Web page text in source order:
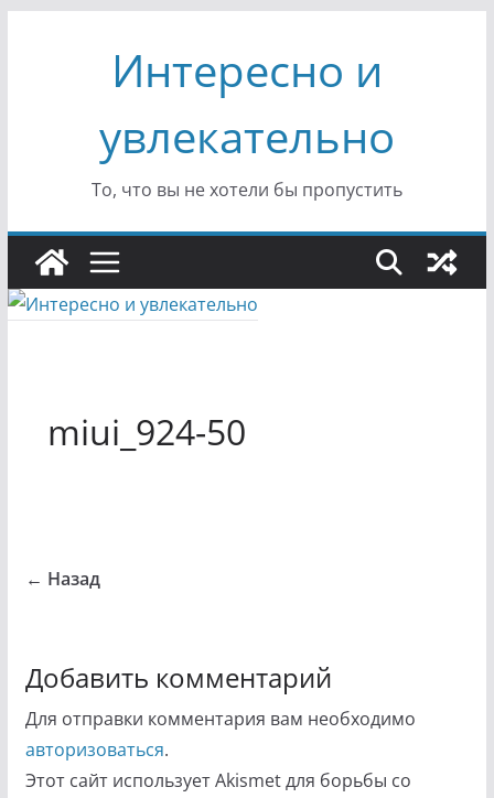
содержимомуИнтересно и
увлекательно
То, что вы не хотели бы пропустить
miui_924-50
← Назад
Добавить комментарий
Для отправки комментария вам необходимо
авторизоваться.
Этот сайт использует Akismet для борьбы со